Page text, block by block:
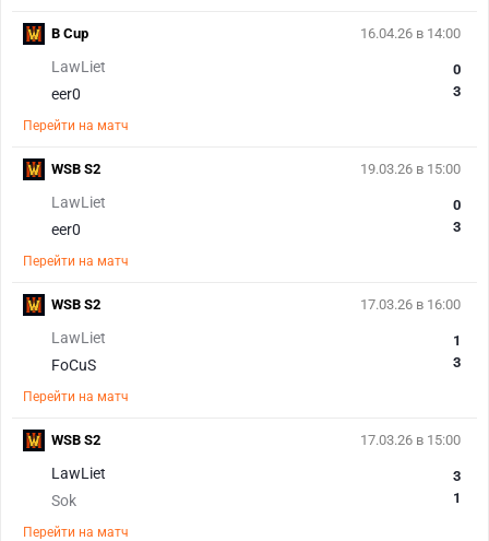
16.04.26 в 14:00
LawLiet
eer0
0
3
Перейти на матч
B Cup
19.03.26 в 15:00
LawLiet
eer0
0
3
Перейти на матч
WSB S2
17.03.26 в 16:00
LawLiet
FoCuS
1
3
Перейти на матч
WSB S2
17.03.26 в 15:00
LawLiet
Sok
3
1
Перейти на матч
WSB S2